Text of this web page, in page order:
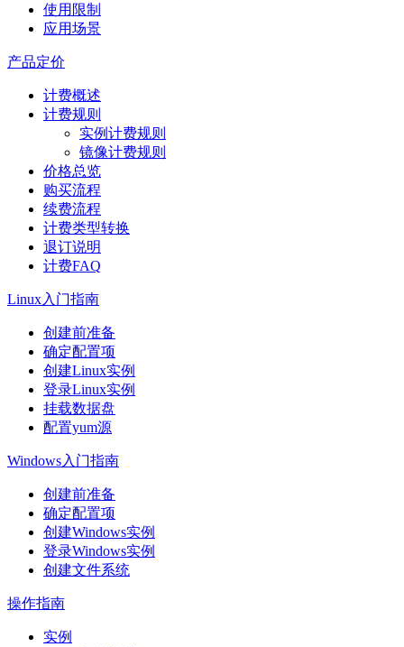
使用限制
应用场景
产品定价
计费概述
计费规则
实例计费规则
镜像计费规则
价格总览
购买流程
续费流程
计费类型转换
退订说明
计费FAQ
Linux入门指南
创建前准备
确定配置项
创建Linux实例
登录Linux实例
挂载数据盘
配置yum源
Windows入门指南
创建前准备
确定配置项
创建Windows实例
登录Windows实例
创建文件系统
操作指南
实例